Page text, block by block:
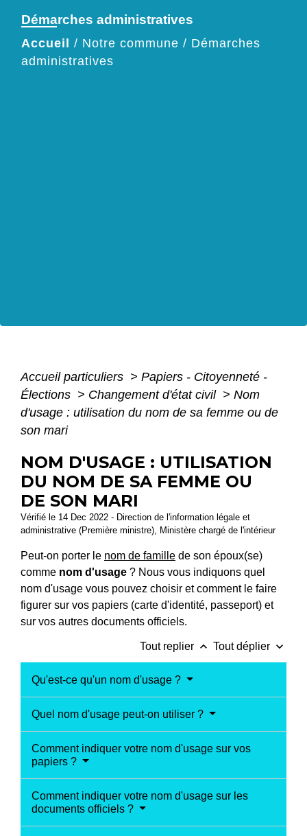
Démarches administratives
Accueil / Notre commune / Démarches
administratives
Accueil particuliers > Papiers - Citoyenneté -
Élections > Changement d'état civil > Nom
d'usage : utilisation du nom de sa femme ou de
son mari
NOM D'USAGE : UTILISATION
DU NOM DE SA FEMME OU
DE SON MARI
Vérifié le 14 Dec 2022 - Direction de l'information légale et
administrative (Première ministre), Ministère chargé de l'intérieur
Peut-on porter le nom de famille de son époux(se)
comme nom d'usage ? Nous vous indiquons quel
nom d'usage vous pouvez choisir et comment le faire
figurer sur vos papiers (carte d'identité, passeport) et
sur vos autres documents officiels.
Tout replier keyboard_arrow_up Tout déplier keyboard_arrow_down
Qu'est-ce qu'un nom d'usage ?
Quel nom d'usage peut-on utiliser ?
Comment indiquer votre nom d'usage sur vos
papiers ?
Comment indiquer votre nom d'usage sur les
documents officiels ?